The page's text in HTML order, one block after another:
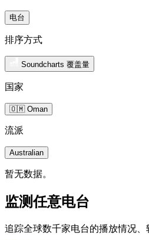
电台
排序方式
Soundcharts 覆盖量
国家
🇴🇲 Oman
流派
Australian
暂无数据。
监测任意电台
追踪全球数千家电台的播放情况、